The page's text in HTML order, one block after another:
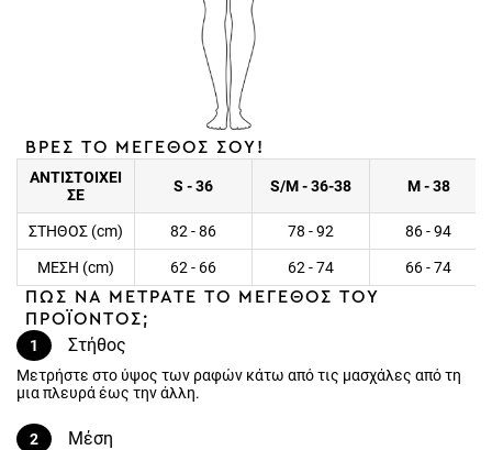
ΒΡΕΣ ΤΟ ΜΕΓΕΘΟΣ ΣΟΥ!
ΑΝΤΙΣΤΟΙΧΕΙ
ΣΕ
S - 36 S/M - 36-38 M - 38
ΣΤΗΘΟΣ (cm) 82 - 86 78 - 92 86 - 94
ΜΕΣΗ (cm) 62 - 66 62 - 74
66 - 74
ΠΩΣ ΝΑ ΜΕΤΡΑΤΕ ΤΟ ΜΕΓΕΘΟΣ ΤΟΥ
ΠΡΟΪΟΝΤΟΣ;
1
Στήθος
Μετρήστε στο ύψος των ραφών κάτω από τις μασχάλες από τη
μια πλευρά έως την άλλη.
2 Μέση